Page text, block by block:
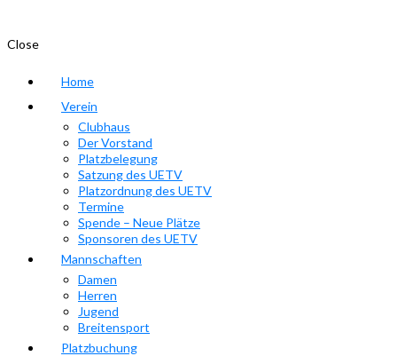
Close
Home
Verein
Clubhaus
Der Vorstand
Platzbelegung
Satzung des UETV
Platzordnung des UETV
Termine
Spende – Neue Plätze
Sponsoren des UETV
Mannschaften
Damen
Herren
Jugend
Breitensport
Platzbuchung